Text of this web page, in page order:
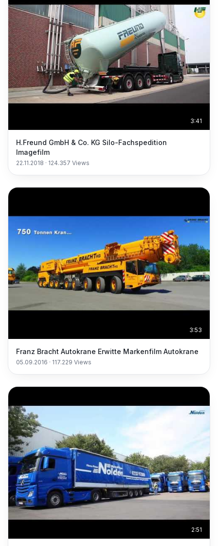
3:41
H.Freund GmbH & Co. KG Silo-Fachspedition
Imagefilm
22.11.2018 · 124.357 Views
3:53
Franz Bracht Autokrane Erwitte Markenfilm Autokrane
05.09.2016 · 117.229 Views
2:51